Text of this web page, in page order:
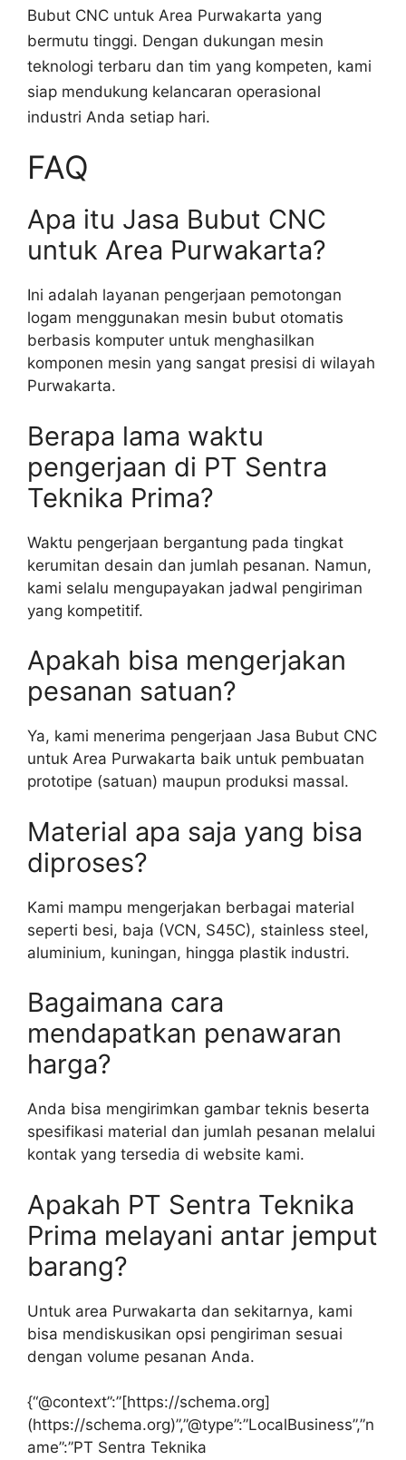
Bubut CNC untuk Area Purwakarta yang
bermutu tinggi. Dengan dukungan mesin
teknologi terbaru dan tim yang kompeten, kami
siap mendukung kelancaran operasional
industri Anda setiap hari.
FAQ
Apa itu Jasa Bubut CNC
untuk Area Purwakarta?
Ini adalah layanan pengerjaan pemotongan
logam menggunakan mesin bubut otomatis
berbasis komputer untuk menghasilkan
komponen mesin yang sangat presisi di wilayah
Purwakarta.
Berapa lama waktu
pengerjaan di PT Sentra
Teknika Prima?
Waktu pengerjaan bergantung pada tingkat
kerumitan desain dan jumlah pesanan. Namun,
kami selalu mengupayakan jadwal pengiriman
yang kompetitif.
Apakah bisa mengerjakan
pesanan satuan?
Ya, kami menerima pengerjaan Jasa Bubut CNC
untuk Area Purwakarta baik untuk pembuatan
prototipe (satuan) maupun produksi massal.
Material apa saja yang bisa
diproses?
Kami mampu mengerjakan berbagai material
seperti besi, baja (VCN, S45C), stainless steel,
aluminium, kuningan, hingga plastik industri.
Bagaimana cara
mendapatkan penawaran
harga?
Anda bisa mengirimkan gambar teknis beserta
spesifikasi material dan jumlah pesanan melalui
kontak yang tersedia di website kami.
Apakah PT Sentra Teknika
Prima melayani antar jemput
barang?
Untuk area Purwakarta dan sekitarnya, kami
bisa mendiskusikan opsi pengiriman sesuai
dengan volume pesanan Anda.
{“@context”:”[https://schema.org]
(https://schema.org)”,”@type”:”LocalBusiness”,”n
ame”:”PT Sentra Teknika